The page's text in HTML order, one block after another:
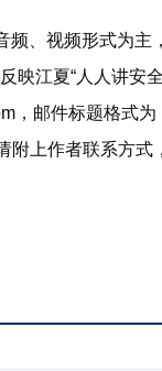
频、视频形式为主
映江夏“人人讲安
，邮件标题格式
上作者联系方式